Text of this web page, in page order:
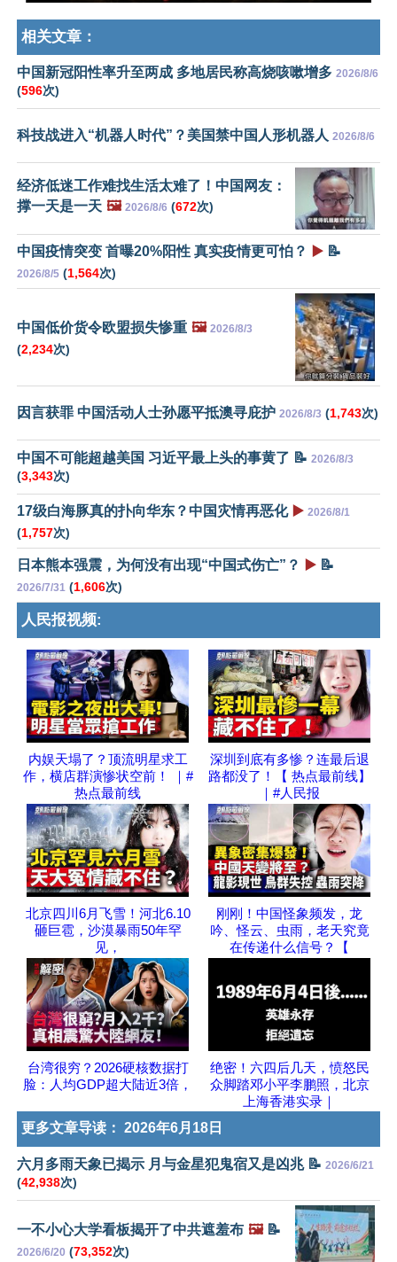
相关文章：
中国新冠阳性率升至两成 多地居民称高烧咳嗽增多 2026/8/6
(596次)
科技战进入“机器人时代”？美国禁中国人形机器人 2026/8/6
经济低迷工作难找生活太难了！中国网友：
撑一天是一天 🖼️ 2026/8/6 (672次)
中国疫情突变 首曝20%阳性 真实疫情更可怕？ ▶️ 📝
2026/8/5 (1,564次)
中国低价货令欧盟损失惨重 🖼️ 2026/8/3
(2,234次)
因言获罪 中国活动人士孙愿平抵澳寻庇护 2026/8/3 (1,743次)
中国不可能超越美国 习近平最上头的事黄了 📝 2026/8/3
(3,343次)
17级白海豚真的扑向华东？中国灾情再恶化 ▶️ 2026/8/1
(1,757次)
日本熊本强震，为何没有出现“中国式伤亡”？ ▶️ 📝
2026/7/31 (1,606次)
人民报视频:
内娱天塌了？顶流明星求工
作，横店群演惨状空前！ ｜#
热点最前线
深圳到底有多惨？连最后退
路都没了！【 热点最前线】
｜#人民报
北京四川6月飞雪！河北6.10
砸巨雹，沙漠暴雨50年罕
见，
刚刚！中国怪象频发，龙
吟、怪云、虫雨，老天究竟
在传递什么信号？【
台湾很穷？2026硬核数据打
脸：人均GDP超大陆近3倍，
绝密！六四后几天，愤怒民
众脚踏邓小平李鹏照，北京
上海香港实录｜
更多文章导读： 2026年6月18日
六月多雨天象已揭示 月与金星犯鬼宿又是凶兆 📝 2026/6/21
(42,938次)
一不小心大学看板揭开了中共遮羞布 🖼️📝
2026/6/20 (73,352次)